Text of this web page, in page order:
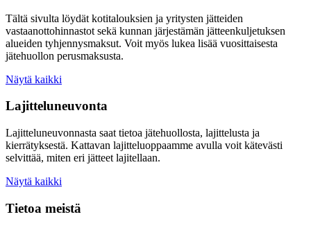
Tältä sivulta löydät kotitalouksien ja yritysten jätteiden
vastaanottohinnastot sekä kunnan järjestämän jätteenkuljetuksen
alueiden tyhjennysmaksut. Voit myös lukea lisää vuosittaisesta
jätehuollon perusmaksusta.
Näytä kaikki
Lajitteluneuvonta
Lajitteluneuvonnasta saat tietoa jätehuollosta, lajittelusta ja
kierrätyksestä. Kattavan lajitteluoppaamme avulla voit kätevästi
selvittää, miten eri jätteet lajitellaan.
Näytä kaikki
Tietoa meistä